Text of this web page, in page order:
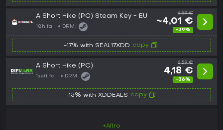
A Short Hike (PC) Steam Key - EU
18h fa DRM:
6,59 €
~4,01 €
-39%
-17% with SEAL17XDD copy
A Short Hike (PC)
1sett fa DRM:
6,59 €
4,18 €
-36%
-15% with XDDEALS copy
+Altro